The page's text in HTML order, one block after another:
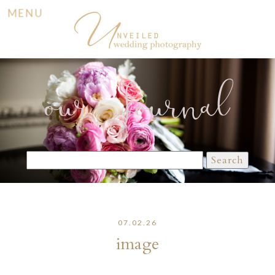
MENU
our Journal
for:
07.02.26
image